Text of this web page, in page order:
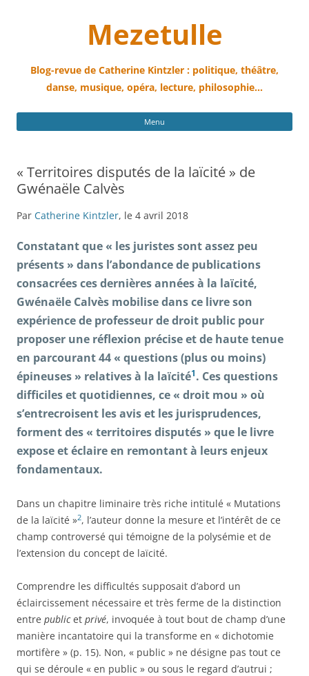
Mezetulle
Blog-revue de Catherine Kintzler : politique, théâtre,
danse, musique, opéra, lecture, philosophie…
Menu
« Territoires disputés de la laïcité » de
Gwénaële Calvès
Par Catherine Kintzler, le 4 avril 2018
Constatant que « les juristes sont assez peu
présents » dans l’abondance de publications
consacrées ces dernières années à la laïcité,
Gwénaële Calvès mobilise dans ce livre son
expérience de professeur de droit public pour
proposer une réflexion précise et de haute tenue
en parcourant 44 « questions (plus ou moins)
épineuses » relatives à la laïcité1. Ces questions
difficiles et quotidiennes, ce « droit mou » où
s’entrecroisent les avis et les jurisprudences,
forment des « territoires disputés » que le livre
expose et éclaire en remontant à leurs enjeux
fondamentaux.
Dans un chapitre liminaire très riche intitulé « Mutations
de la laïcité »2, l’auteur donne la mesure et l’intérêt de ce
champ controversé qui témoigne de la polysémie et de
l’extension du concept de laïcité.
Comprendre les difficultés supposait d’abord un
éclaircissement nécessaire et très ferme de la distinction
entre publicet privé, invoquée à tout bout de champ d’une
manière incantatoire qui la transforme en « dichotomie
mortifère » (p. 15). Non, « public » ne désigne pas tout ce
qui se déroule « en public » ou sous le regard d’autrui ;